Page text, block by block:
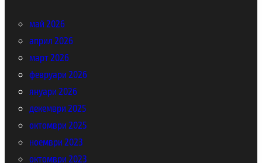
май 2026
април 2026
март 2026
февруари 2026
януари 2026
декември 2025
октомври 2025
ноември 2023
октомври 2023